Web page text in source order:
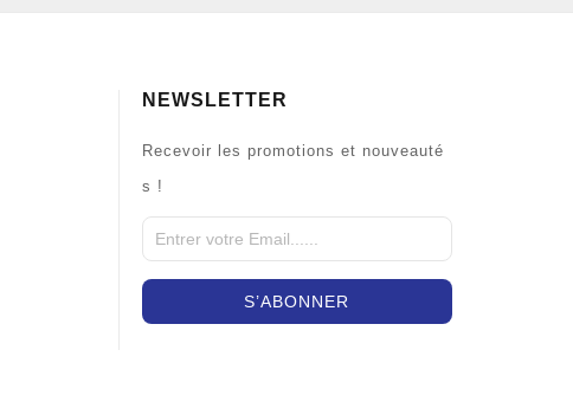
NEWSLETTER
Recevoir les promotions et nouveauté
s !